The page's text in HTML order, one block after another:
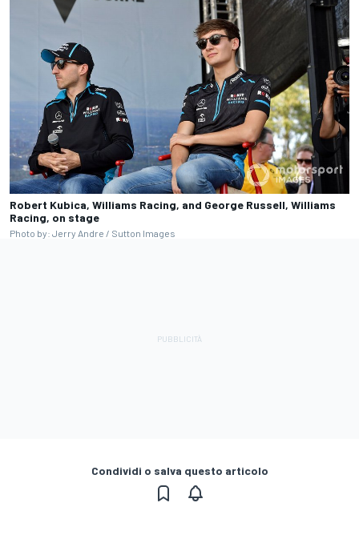
Robert Kubica, Williams Racing, and George Russell, Williams
Racing, on stage
Photo by: Jerry Andre / Sutton Images
Condividi o salva questo articolo